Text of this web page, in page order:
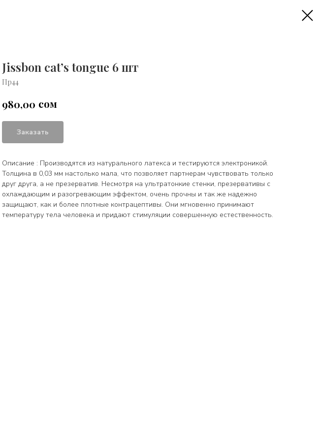
Jissbon cat’s tongue 6 шт
Пр44
980,00 сом
Заказать
Описание : Производятся из натурального латекса и тестируются электроникой.
Толщина в 0,03 мм настолько мала, что позволяет партнерам чувствовать только
друг друга, а не презерватив. Несмотря на ультратонкие стенки, презервативы с
охлаждающим и разогревающим эффектом, очень прочны и так же надежно
защищают, как и более плотные контрацептивы. Они мгновенно принимают
температуру тела человека и придают стимуляции совершенную естественность.